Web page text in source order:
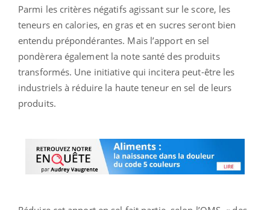
Parmi les critères négatifs agissant sur le score, les
teneurs en calories, en gras et en sucres seront bien
entendu prépondérantes. Mais l’apport en sel
pondèrera également la note santé des produits
transformés. Une initiative qui incitera peut-être les
industriels à réduire la haute teneur en sel de leurs
produits.